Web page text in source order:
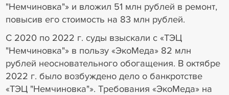
"Немчиновка"» и вложил 51 млн рублей в ремонт,
повысив его стоимость на 83 млн рублей.
С 2020 по 2022 г. суды взыскали с «ТЭЦ
"Немчиновка"» в пользу «ЭкоМеда» 82 млн
рублей неосновательного обогащения. В октябре
2022 г. было возбуждено дело о банкротстве
«ТЭЦ "Немчиновка"». Требования «ЭкоМеда» на